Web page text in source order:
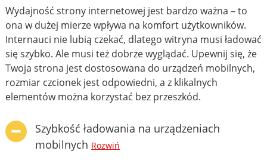
Wydajność strony internetowej jest bardzo ważna – to
ona w dużej mierze wpływa na komfort użytkowników.
Internauci nie lubią czekać, dlatego witryna musi ładować
się szybko. Ale musi też dobrze wyglądać. Upewnij się, że
Twoja strona jest dostosowana do urządzeń mobilnych,
rozmiar czcionek jest odpowiedni, a z klikalnych
elementów można korzystać bez przeszkód.
Szybkość ładowania na urządzeniach
mobilnych Rozwiń